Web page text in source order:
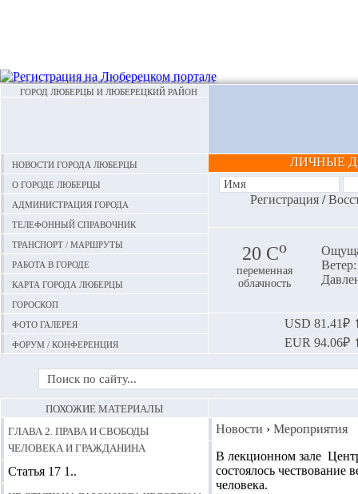
ГОРОД ЛЮБЕРЦЫ И ЛЮБЕРЕЦКИЙ РАЙОН
Новости города Люберцы
О городе Люберцы
Администрация города
Телефонный справочник
Транспорт / маршруты
Работа в городе
Карта города Люберцы
Гороскоп
Фото галерея
Форум / конференция
ЛИЧНЫЕ
Регистрация/
20 Сo
переменная
облачность
USD 81.41₽
EUR 94.06₽
Новости › Мероприятия
В лекционном зале
состоялось
человека.
ПОХОЖИЕ МАТЕРИАЛЫ
Глава 2. Права и свободы
человека и гражданина
Статья 17 1..